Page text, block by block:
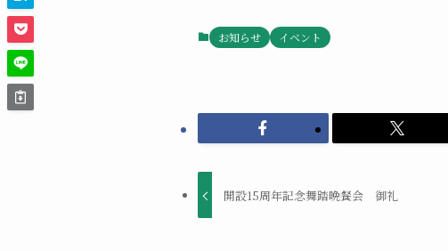
お知らせ イベント
開設15周年記念舞踏晩餐会 御礼